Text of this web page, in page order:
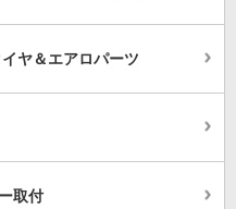
ヤ＆エアロパーツ
取付